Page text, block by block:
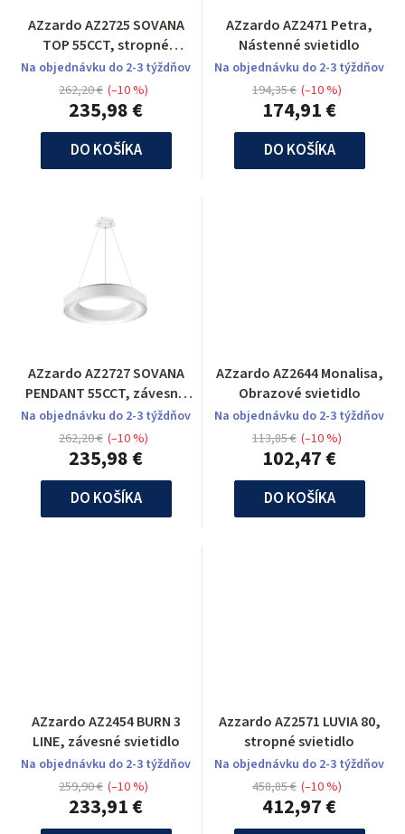
AZzardo AZ2725 SOVANA
TOP 55CCT, stropné
svietidlo
Na objednávku do 2-3 týždňov
235,98 €
262,20 € (–10 %)
DO KOŠÍKA
AZzardo AZ2471 Petra,
Nástenné svietidlo
Na objednávku do 2-3 týždňov
174,91 €
194,35 € (–10 %)
DO KOŠÍKA
AZzardo AZ2727 SOVANA
PENDANT 55CCT, závesné
svietidlo
Na objednávku do 2-3 týždňov
235,98 €
262,20 € (–10 %)
DO KOŠÍKA
AZzardo AZ2644 Monalisa,
Obrazové svietidlo
Na objednávku do 2-3 týždňov
102,47 €
113,85 € (–10 %)
DO KOŠÍKA
AZzardo AZ2454 BURN 3
LINE, závesné svietidlo
Na objednávku do 2-3 týždňov
233,91 €
259,90 € (–10 %)
Azzardo AZ2571 LUVIA 80,
stropné svietidlo
Na objednávku do 2-3 týždňov
412,97 €
458,85 € (–10 %)